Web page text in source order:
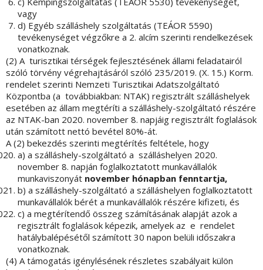
vagy
d) Egyéb szálláshely szolgáltatás (TEÁOR 5590)
tevékenységet végzőkre a 2. alcím szerinti rendelkezések
vonatkoznak.
(2) A turisztikai térségek fejlesztésének állami feladatairól
szóló törvény végrehajtásáról szóló 235/2019. (X. 15.) Korm.
rendelet szerinti Nemzeti Turisztikai Adatszolgáltató
Központba (a továbbiakban: NTAK) regisztrált szálláshelyek
esetében az állam megtéríti a szálláshely-szolgáltató részére
az NTAK-ban 2020. november 8. napjáig regisztrált foglalások
után számított nettó bevétel 80%-át.
A (2) bekezdés szerinti megtérítés feltétele, hogy
a) a szálláshely-szolgáltató a szálláshelyen 2020.
november 8. napján foglalkoztatott munkavállalók
munkaviszonyát november hónapban fenntartja,
b) a szálláshely-szolgáltató a szálláshelyen foglalkoztatott
munkavállalók bérét a munkavállalók részére kifizeti, és
c) a megtérítendő összeg számításának alapját azok a
regisztrált foglalások képezik, amelyek az e rendelet
hatálybalépésétől számított 30 napon belüli időszakra
vonatkoznak.
(4) A támogatás igénylésének részletes szabályait külön